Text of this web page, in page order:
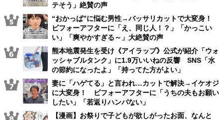
テそう」絶賛の声
“おかっぱ”に悩む男性→バッサリカットで大変身！
ビフォーアフターに「え、同じ人！？」「かっこい
い」「爽やかすぎる～」大絶賛の声
熊本地震発生を受け《アイラップ》公式が紹介「ウォ
ッシャブルタンク」に1.9万いいねの反響 SNS「水
の節約になったよ」「持ってた方がよい」
妻に「ハゲてる」と言われ…カットで解決→イケオジ
に大変身！ ビフォーアフターに「うちの夫もお願い
したい」「若返りハンパない」
【漫画】お祭りで子どもが欲しがったお面、なんと